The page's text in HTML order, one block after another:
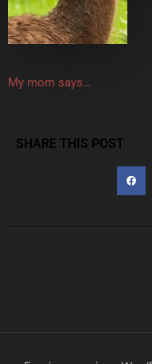
My mom says…
SHARE THIS POST